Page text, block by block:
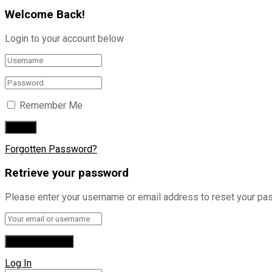
Welcome Back!
Login to your account below
Remember Me
Forgotten Password?
Retrieve your password
Please enter your username or email address to reset your
Log In